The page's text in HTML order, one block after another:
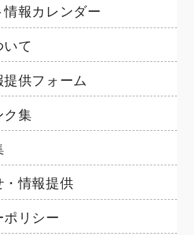
報カレンダー
て
供フォーム
ク集
情報提供
リシー